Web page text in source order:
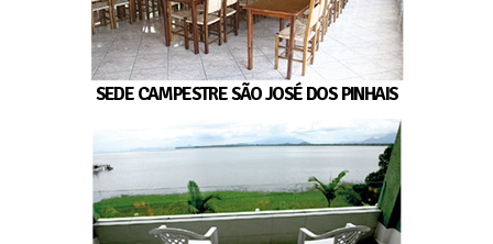
SEDE CAMPESTRE SÃO JOSÉ DOS PINHAIS